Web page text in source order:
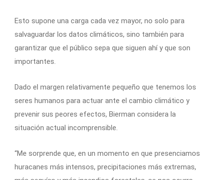
Esto supone una carga cada vez mayor, no solo para
salvaguardar los datos climáticos, sino también para
garantizar que el público sepa que siguen ahí y que son
importantes.
Dado el margen relativamente pequeño que tenemos los
seres humanos para actuar ante el cambio climático y
prevenir sus peores efectos, Bierman considera la
situación actual incomprensible.
“Me sorprende que, en un momento en que presenciamos
huracanes más intensos, precipitaciones más extremas,